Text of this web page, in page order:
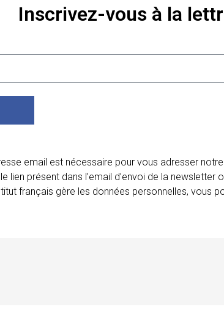
Inscrivez-vous à la
email est nécessaire pour vous adresser
lien présent dans l’email d’envoi de la
français gère les données personnelles, vous